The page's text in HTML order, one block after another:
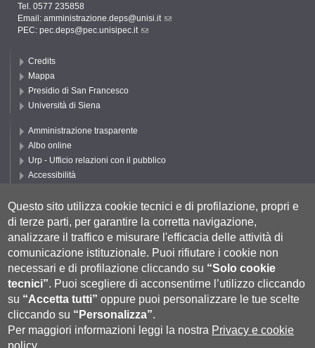
Tel. 0577 235858
Email: amministrazione.deps@unisi.it
PEC: pec.deps@pec.unisipec.it
Credits
Mappa
Presidio di San Francesco
Università di Siena
Amministrazione trasparente
Albo online
Urp - Ufficio relazioni con il pubblico
Accessibilità
Cookie settings
Segui DEPS
Questo sito utilizza cookie tecnici e di profilazione, propri e
di terze parti, per garantire la corretta navigazione,
analizzare il traffico e misurare l'efficacia delle attività di
comunicazione istituzionale. Puoi rifiutare i cookie non
necessari e di profilazione cliccando su “Solo cookie
tecnici”. Puoi scegliere di acconsentirne l’utilizzo cliccando
su “Accetta tutti” oppure puoi personalizzare le tue scelte
cliccando su “Personalizza”.
Per maggiori informazioni leggi la nostra Privacy e cookie